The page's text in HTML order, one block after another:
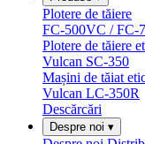
Plotere de tăiere
FC-500VC / FC-
Plotere de tăiere
Vulcan SC-350
Mașini de tăiat
Vulcan LC-350R
Descărcări
Despre noi ▾